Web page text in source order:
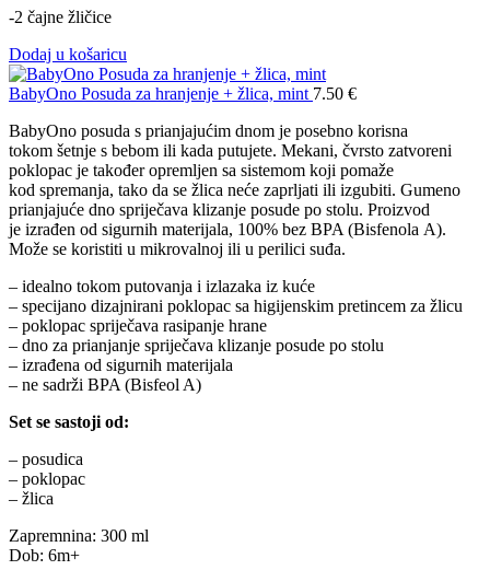
-2 čajne žličice
Dodaj u košaricu
BabyOno Posuda za hranjenje + žlica, mint 7.50 €
BabyOno posuda s prianjajućim dnom je posebno korisna
tokom šetnje s bebom ili kada putujete. Mekani, čvrsto zatvoreni
poklopac je također opremljen sa sistemom koji pomaže
kod spremanja, tako da se žlica neće zaprljati ili izgubiti. Gumeno
prianjajuće dno spriječava klizanje posude po stolu. Proizvod
je izrađen od sigurnih materijala, 100% bez BPA (Bisfenola A).
Može se koristiti u mikrovalnoj ili u perilici suđa.
– idealno tokom putovanja i izlazaka iz kuće
– specijano dizajnirani poklopac sa higijenskim pretincem za žlicu
– poklopac spriječava rasipanje hrane
– dno za prianjanje spriječava klizanje posude po stolu
– izrađena od sigurnih materijala
– ne sadrži BPA (Bisfeol A)
Set se sastoji od:
– posudica
– poklopac
– žlica
Zapremnina: 300 ml
Dob: 6m+